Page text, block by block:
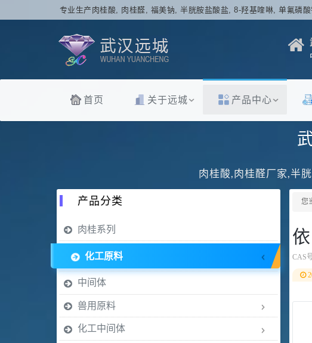
专业生产肉桂酸, 肉桂醛, 福美钠, 半胱胺盐酸盐, 8-羟基喹啉, 单氟磷酸
首页 关于远城 产品中心
肉桂酸,肉桂醛厂家,半
您
CAS号
产品分类
肉桂系列
化工原料
中间体
兽用原料
化工中间体